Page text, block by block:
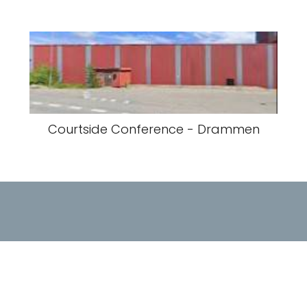
Courtside Conference - Drammen